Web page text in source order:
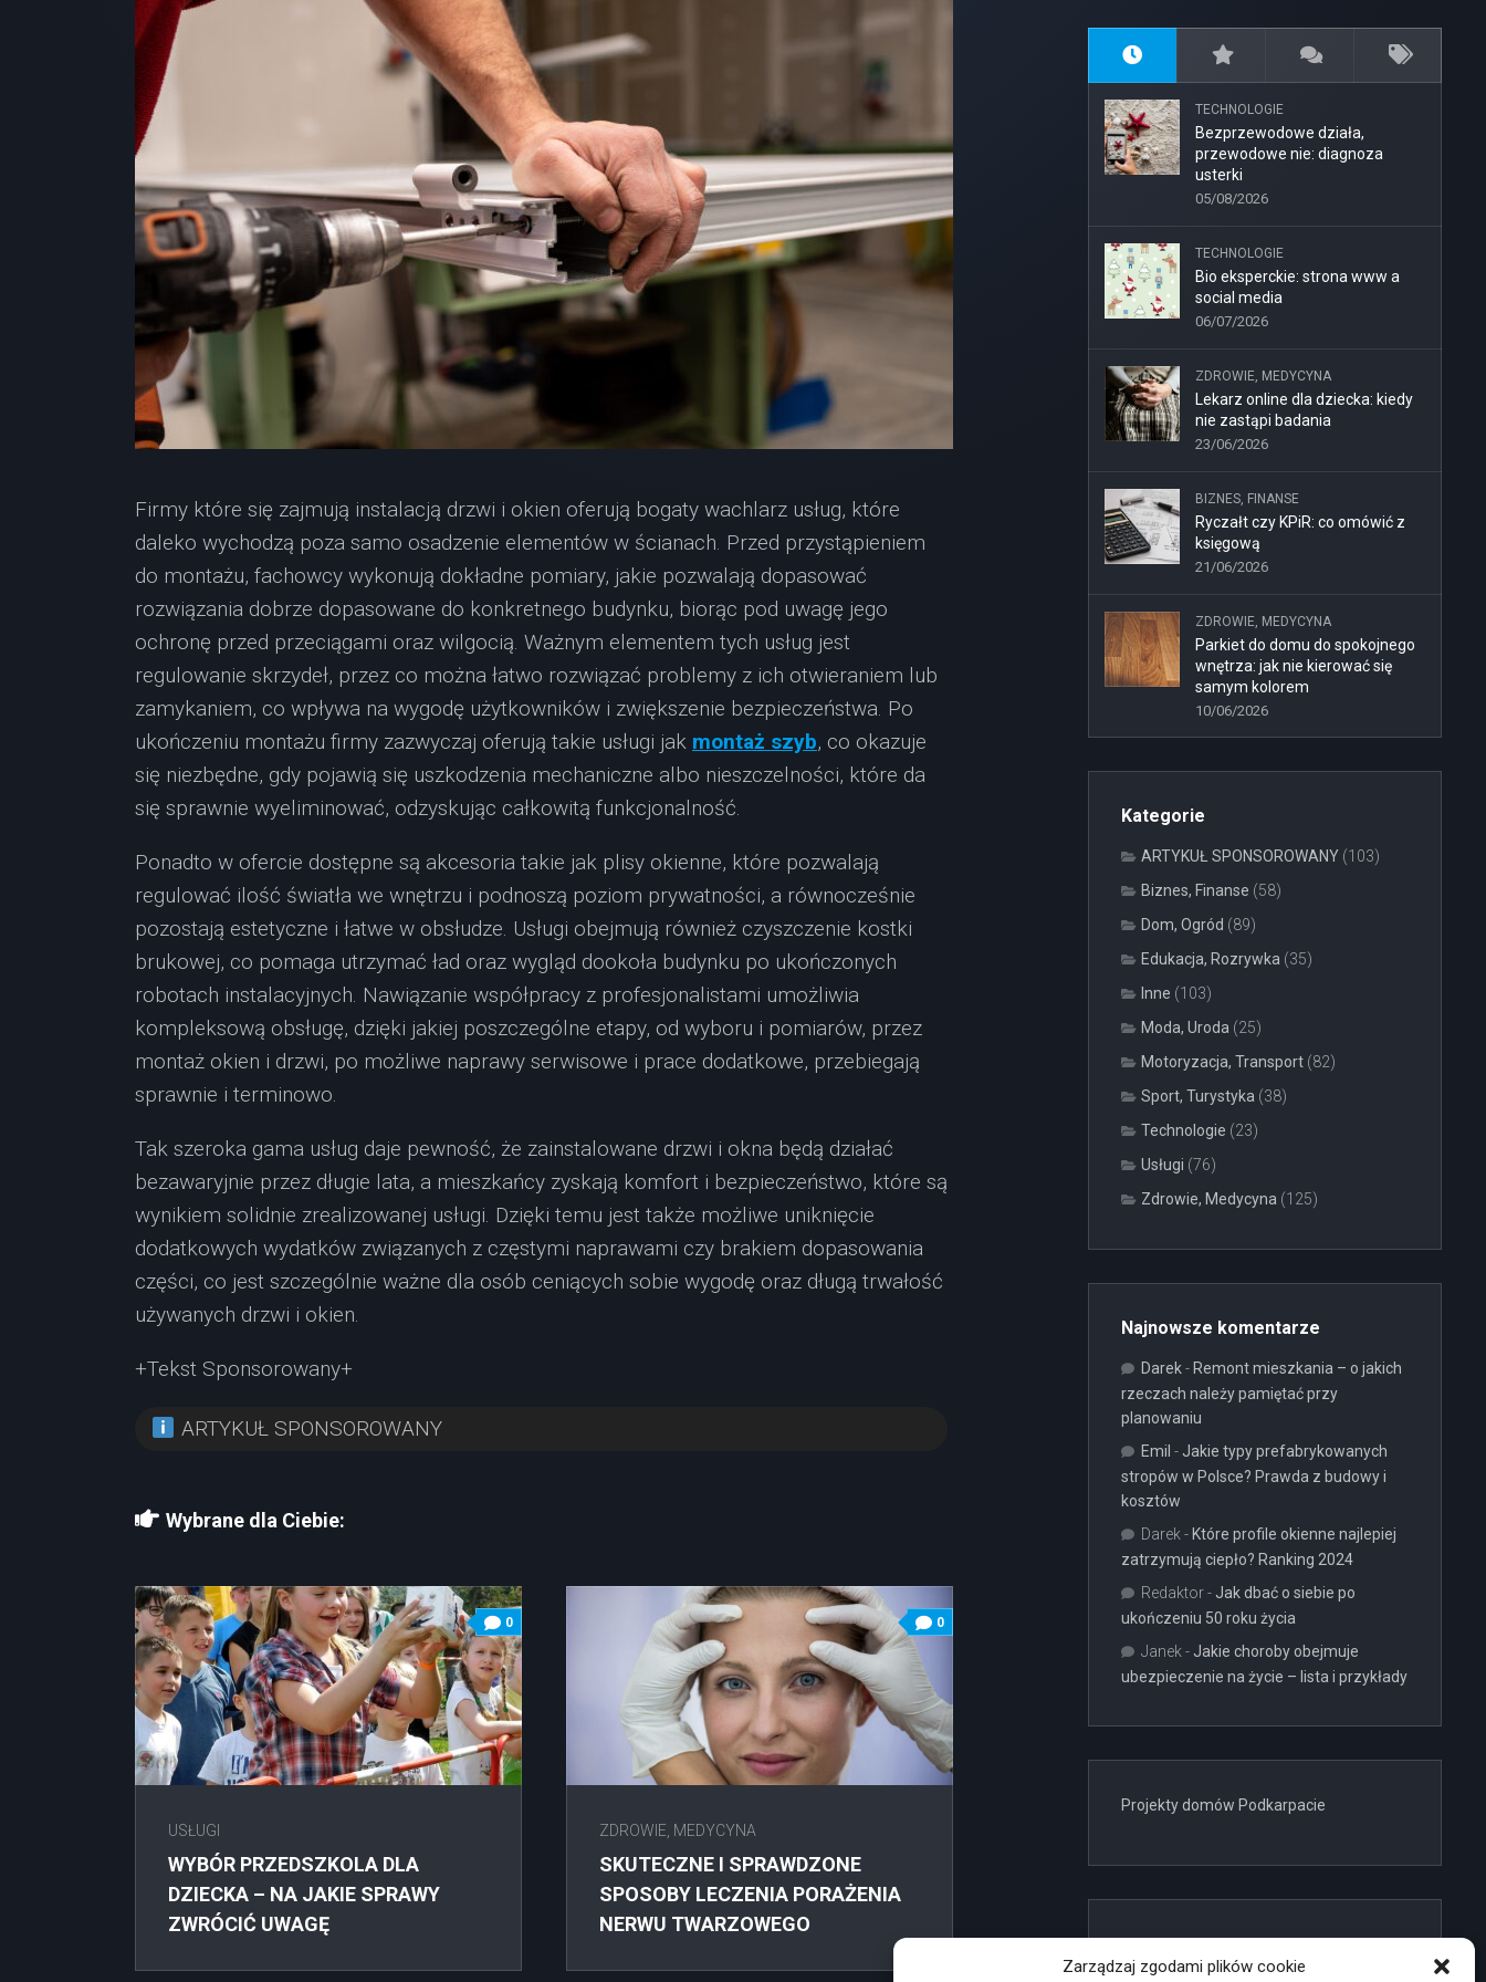
Zarządzaj zgodami plików cookie
Firmy które się zajmują instalacją drzwi i okien oferują bogaty wachlarz usług, które
daleko wychodzą poza samo osadzenie elementów w ścianach. Przed przystąpieniem
do montażu, fachowcy wykonują dokładne pomiary, jakie pozwalają dopasować
rozwiązania dobrze dopasowane do konkretnego budynku, biorąc pod uwagę jego
ochronę przed przeciągami oraz wilgocią. Ważnym elementem tych usług jest
regulowanie skrzydeł, przez co można łatwo rozwiązać problemy z ich otwieraniem lub
zamykaniem, co wpływa na wygodę użytkowników i zwiększenie bezpieczeństwa. Po
ukończeniu montażu firmy zazwyczaj oferują takie usługi jak montaż szyb, co okazuje
się niezbędne, gdy pojawią się uszkodzenia mechaniczne albo nieszczelności, które da
się sprawnie wyeliminować, odzyskując całkowitą funkcjonalność.
Ponadto w ofercie dostępne są akcesoria takie jak plisy okienne, które pozwalają
regulować ilość światła we wnętrzu i podnoszą poziom prywatności, a równocześnie
pozostają estetyczne i łatwe w obsłudze. Usługi obejmują również czyszczenie kostki
brukowej, co pomaga utrzymać ład oraz wygląd dookoła budynku po ukończonych
robotach instalacyjnych. Nawiązanie współpracy z profesjonalistami umożliwia
kompleksową obsługę, dzięki jakiej poszczególne etapy, od wyboru i pomiarów, przez
montaż okien i drzwi, po możliwe naprawy serwisowe i prace dodatkowe, przebiegają
sprawnie i terminowo.
Tak szeroka gama usług daje pewność, że zainstalowane drzwi i okna będą działać
bezawaryjnie przez długie lata, a mieszkańcy zyskają komfort i bezpieczeństwo, które są
wynikiem solidnie zrealizowanej usługi. Dzięki temu jest także możliwe uniknięcie
dodatkowych wydatków związanych z częstymi naprawami czy brakiem dopasowania
części, co jest szczególnie ważne dla osób ceniących sobie wygodę oraz długą trwałość
używanych drzwi i okien.
+Tekst Sponsorowany+
ARTYKUŁ SPONSOROWANY
Wybrane dla Ciebie:
0
USŁUGI
WYBÓR PRZEDSZKOLA DLA
DZIECKA – NA JAKIE SPRAWY
ZWRÓCIĆ UWAGĘ
0
ZDROWIE, MEDYCYNA
SKUTECZNE I SPRAWDZONE
SPOSOBY LECZENIA PORAŻENIA
NERWU TWARZOWEGO
TECHNOLOGIE
Bezprzewodowe działa,
przewodowe nie: diagnoza
usterki
05/08/2026
TECHNOLOGIE
Bio eksperckie: strona www a
social media
06/07/2026
ZDROWIE, MEDYCYNA
Lekarz online dla dziecka: kiedy
nie zastąpi badania
23/06/2026
BIZNES, FINANSE
Ryczałt czy KPiR: co omówić z
księgową
21/06/2026
ZDROWIE, MEDYCYNA
Parkiet do domu do spokojnego
wnętrza: jak nie kierować się
samym kolorem
10/06/2026
Kategorie
ARTYKUŁ SPONSOROWANY (103)
Biznes, Finanse (58)
Dom, Ogród (89)
Edukacja, Rozrywka (35)
Inne (103)
Moda, Uroda (25)
Motoryzacja, Transport (82)
Sport, Turystyka (38)
Technologie (23)
Usługi (76)
Zdrowie, Medycyna (125)
Najnowsze komentarze
Darek- Remont mieszkania – o jakich
rzeczach należy pamiętać przy
planowaniu
Emil - Jakie typy prefabrykowanych
stropów w Polsce? Prawda z budowy i
kosztów
Darek - Które profile okienne najlepiej
zatrzymują ciepło? Ranking 2024
Redaktor- Jak dbać o siebie po
ukończeniu 50 roku życia
Janek - Jakie choroby obejmuje
ubezpieczenie na życie – lista i przykłady
Projekty domów Podkarpacie